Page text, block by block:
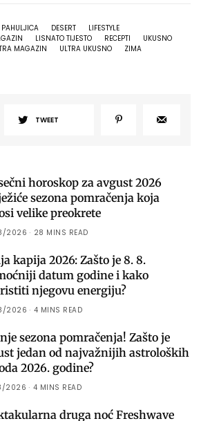
DESERT
LIFESTYLE
LISNATO TIJESTO RECEPTI
UKUSNO
MAGAZIN ULTRA UKUSNO ZIMA
TWEET
horoskop za avgust 2026
sezona pomračenja koja
velike preokrete
2026 28 MINS READ
kapija 2026: Zašto je 8. 8.
datum godine i kako
njegovu energiju?
2026 4 MINS READ
sezona pomračenja! Zašto je
jedan od najvažnijih astroloških
2026. godine?
2026 4 MINS READ
druga noć Freshwave